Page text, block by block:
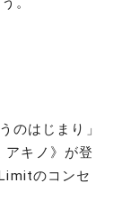
のはじまり」
アキノ》が登
のコンセ